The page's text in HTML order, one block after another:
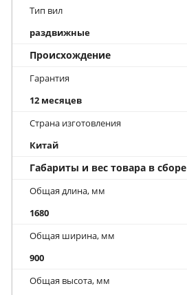
Тип вил
раздвижные
Происхождение
Гарантия
12 месяцев
Страна изготовления
Китай
Габариты и вес товара в сборе
Общая длина, мм
1680
Общая ширина, мм
900
Общая высота, мм